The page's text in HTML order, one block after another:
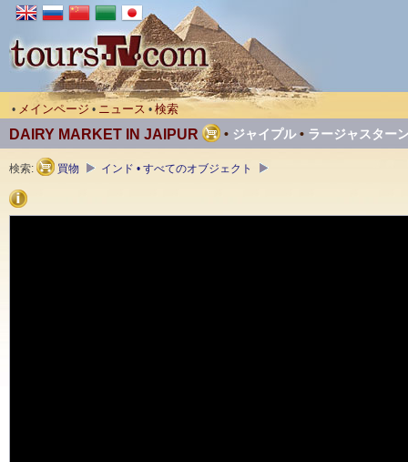
• メインページ • ニュース • 検索
DAIRY MARKET IN JAIPUR • ジャイプル• ラージャスター
検索: 買物 インド • すべてのオブジェクト